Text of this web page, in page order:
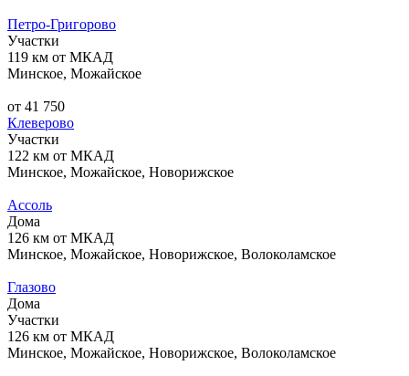
Петро-Григорово
Участки
119 км от МКАД
Минское, Можайское
от 41 750
Клеверово
Участки
122 км от МКАД
Минское, Можайское, Новорижское
Ассоль
Дома
126 км от МКАД
Минское, Можайское, Новорижское, Волоколамское
Глазово
Дома
Участки
126 км от МКАД
Минское, Можайское, Новорижское, Волоколамское